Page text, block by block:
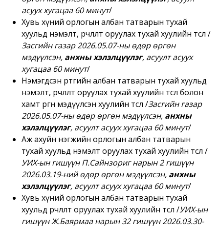
асуух хугацаа 60 минут/
Хувь хүний орлогын албан татварын тухай
хуульд нэмэлт, өөрчлөлт оруулах тухай хуулийн төсөл /
Засгийн газар2026.05.07-ны өдөр өргөн
мэдүүлсэн, анхны хэлэлцүүлэг, асуулт асуух
хугацаа 60 минут/
Нэмэгдсэн өртгийн албан татварын тухай хуульд
нэмэлт, өөрчлөлт оруулах тухай хуулийн төсөл болон
хамт өргөн мэдүүлсэн хуулийн төсөл /Засгийн газар
2026.05.07-ны өдөр өргөн мэдүүлсэн, анхны
хэлэлцүүлэг, асуулт асуух хугацаа 60 минут/
Аж ахуйн нэгжийн орлогын албан татварын
тухай хуульд нэмэлт оруулах тухай хуулийн төсөл /
УИХ-ын гишүүн П.Сайнзориг нарын 2 гишүүн
2026.03.19-ний өдөр өргөн мэдүүлсэн, анхны
хэлэлцүүлэг, асуулт асуух хугацаа 60 минут/
Хувь хүний орлогын албан татварын тухай
хуульд өөрчлөлт оруулах тухай хуулийн төсөл /УИХ-ын
гишүүн Ж.Баярмаа нарын 32 гишүүн 2026.03.30-